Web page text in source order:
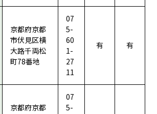
京都府京都
市伏見区横
大路千両松
町78番地
07
5-
60
1-
27
11
有 有
京都府京都
07
5-